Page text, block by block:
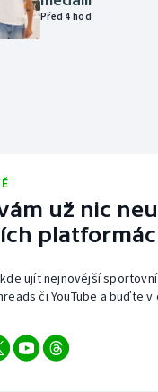
Před 4 hod
už nic
ujít nejnovější
či YouTube a buďte v